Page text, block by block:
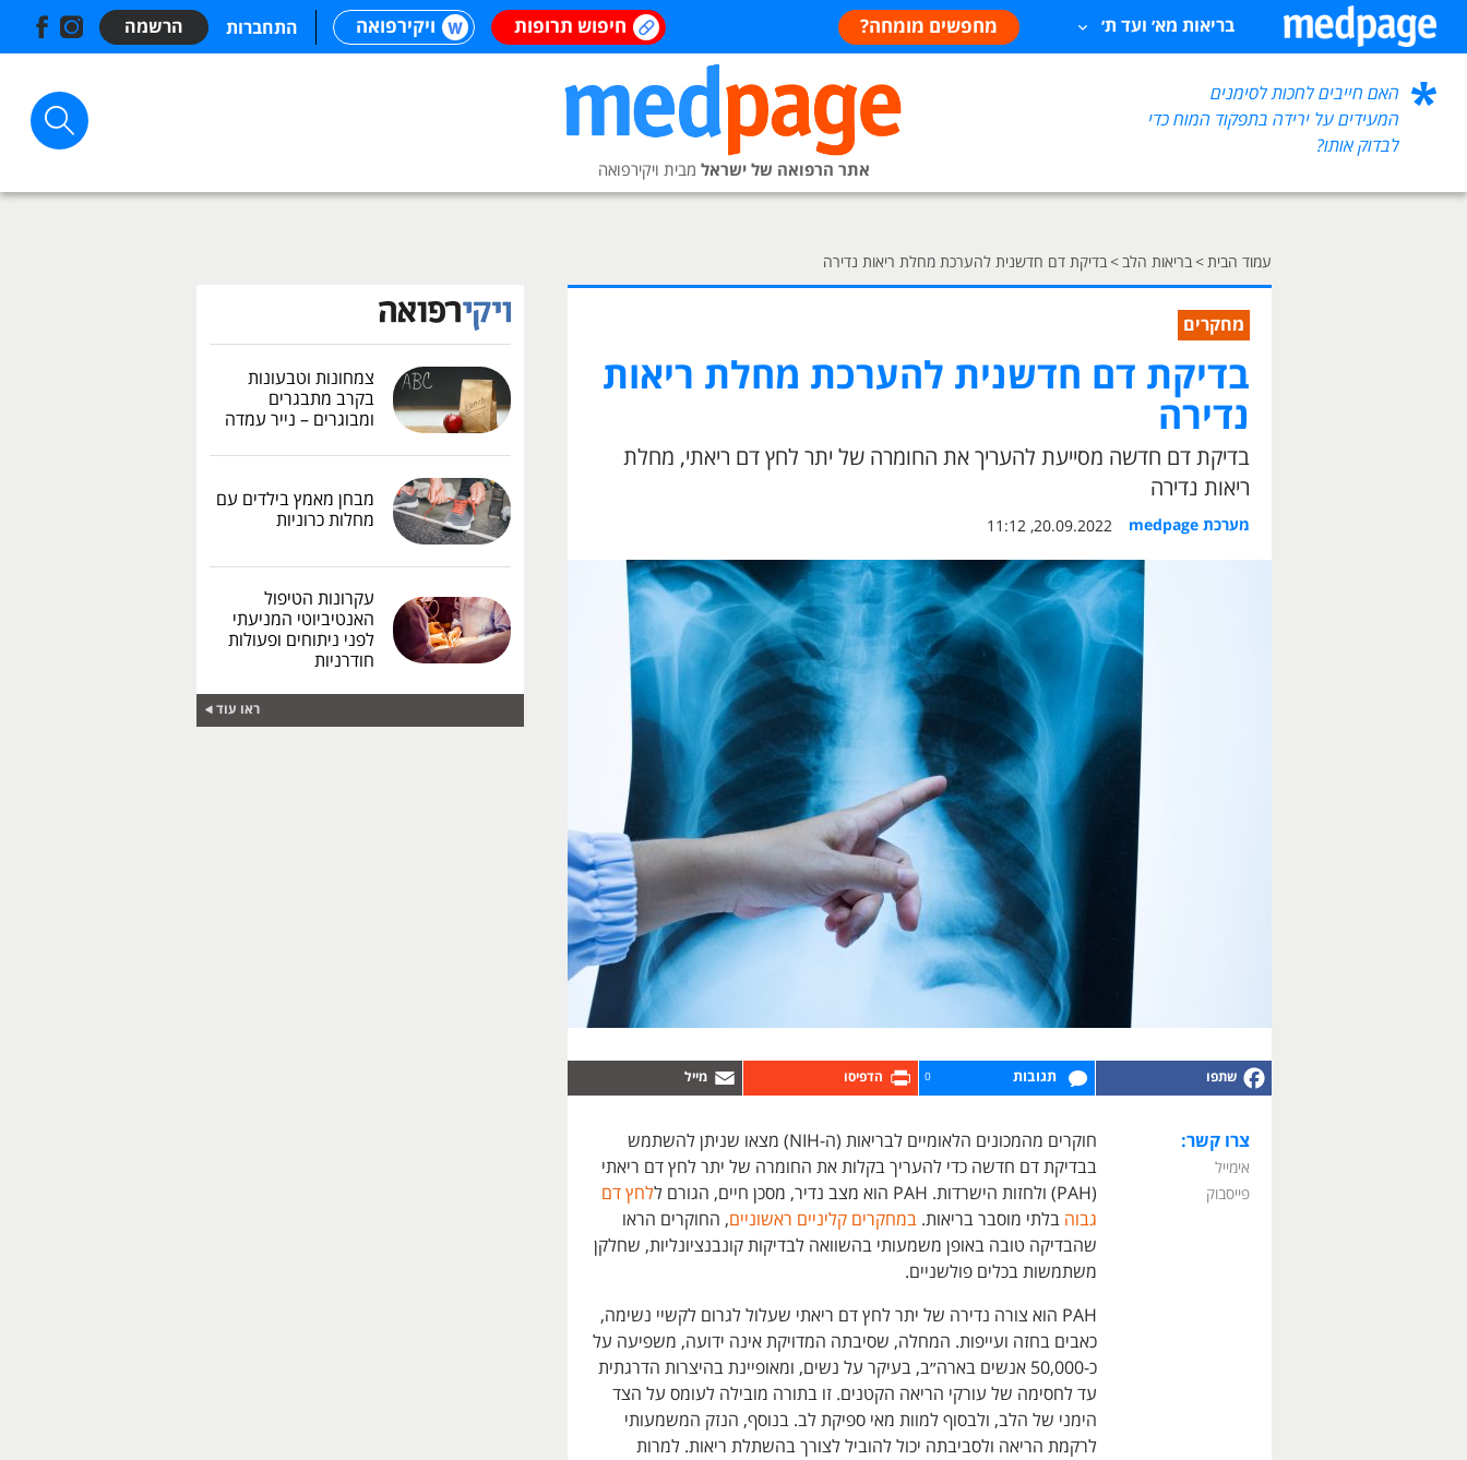
בריאות מא׳ ועד ת׳ מחפשים מומחה? חיפוש תרופות ויקירפואה התחברות הרשמה
האם חייבים לחכות לסימנים
המעידים על ירידה בתפקוד המוח כדי
לבדוק אותו?
אתר הרפואה של ישראל מבית ויקירפואה
עמוד הבית > בריאות הלב > בדיקת דם חדשנית להערכת מחלת ריאות נדירה
מחקרים
בדיקת דם חדשנית להערכת מחלת ריאות
נדירה
בדיקת דם חדשה מסייעת להעריך את החומרה של יתר לחץ דם ריאתי, מחלת
ריאות נדירה
מערכת medpage 20.09.2022, 11:12
תגובות 0
צרו קשר:
אימייל
פייסבוק
חוקרים מהמכונים הלאומיים לבריאות (ה-NIH) מצאו שניתן להשתמש
בבדיקת דם חדשה כדי להעריך בקלות את החומרה של יתר לחץ דם ריאתי
(PAH) ולחזות הישרדות. PAH הוא מצב נדיר, מסכן חיים, הגורם ל
לחץ דם
גבוה בלתי מוסבר בריאות.במחקרים קליניים ראשוניים, החוקרים הראו
שהבדיקה טובה באופן משמעותי בהשוואה לבדיקות קונבנציונליות, שחלקן
משתמשות בכלים פולשניים.
PAH הוא צורה נדירה של יתר לחץ דם ריאתי שעלול לגרום לקשיי נשימה,
כאבים בחזה ועייפות. המחלה, שסיבתה המדויקת אינה ידועה, משפיעה על
כ-50,000 אנשים בארה״ב, בעיקר על נשים, ומאופיינת בהיצרות הדרגתית
עד לחסימה של עורקי הריאה הקטנים. זו בתורה מובילה לעומס על הצד
הימני של הלב, ולבסוף למוות מאי ספיקת לב. בנוסף, הנזק המשמעותי
לרקמת הריאה ולסביבתה יכול להוביל לצורך בהשתלת ריאות. למרות
צמחונות וטבעונות
בקרב מתבגרים
ומבוגרים – נייר עמדה
מבחן מאמץ בילדים עם
מחלות כרוניות
עקרונות הטיפול
האנטיביוטי המניעתי
לפני ניתוחים ופעולות
חודרניות
ראו עוד